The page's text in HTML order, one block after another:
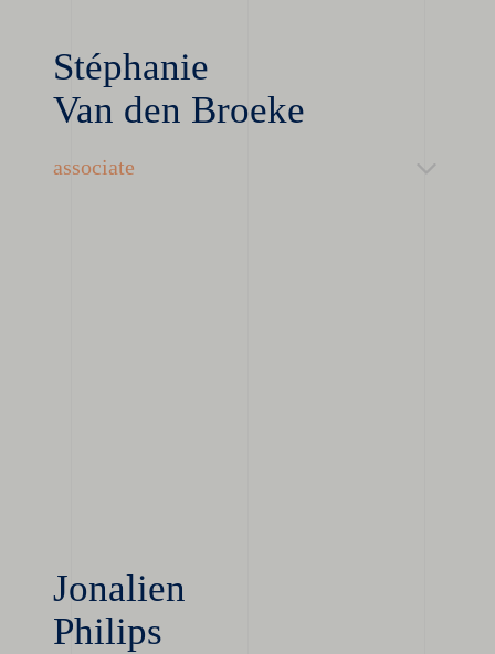
Stéphanie
Van den Broeke
associate
Jonalien
Philips